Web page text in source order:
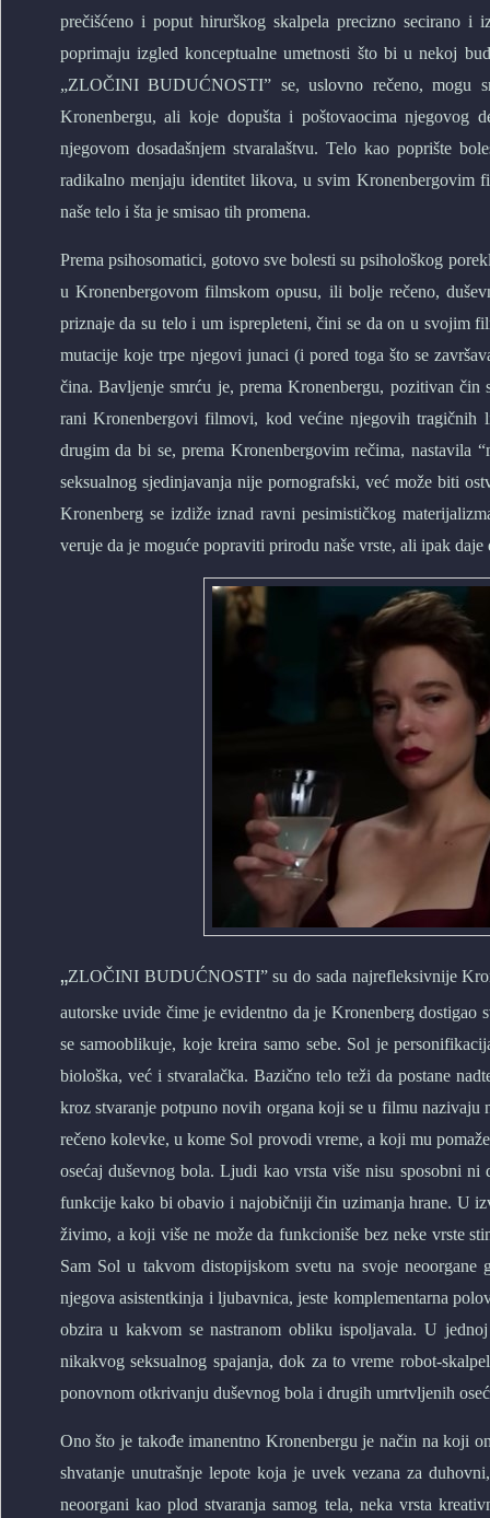
prečišćeno i poput hirurškog skalpela precizno secirano
poprimaju izgled konceptualne umetnosti što bi u nekoj
„ZLOČINI BUDUĆNOSTI” se, uslovno rečeno, mogu
Kronenbergu, ali koje dopušta i poštovaocima njegovog
njegovom dosadašnjem stvaralaštvu. Telo kao poprište
radikalno menjaju identitet likova, u svim Kronenbergovim
naše telo i šta je smisao tih promena.
Prema psihosomatici, gotovo sve bolesti su psihološkog
u Kronenbergovom filmskom opusu, ili bolje rečeno,
priznaje da su telo i um isprepleteni, čini se da on u svojim
mutacije koje trpe njegovi junaci (i pored toga što se
čina. Bavljenje smrću je, prema Kronenbergu, pozitivan čin
rani Kronenbergovi filmovi, kod većine njegovih tragičnih
drugim da bi se, prema Kronenbergovim rečima, nastavila
seksualnog sjedinjavanja nije pornografski, već može biti
Kronenberg se izdiže iznad ravni pesimističkog
veruje da je moguće popraviti prirodu naše vrste, ali ipak
„ZLOČINI BUDUĆNOSTI” su do sada najrefleksivnije
autorske uvide čime je evidentno da je Kronenberg
se samooblikuje, koje kreira samo sebe. Sol je
biološka, već i stvaralačka. Bazično telo teži da postane
kroz stvaranje potpuno novih organa koji se u filmu
rečeno kolevke, u kome Sol provodi vreme, a koji mu
osećaj duševnog bola. Ljudi kao vrsta više nisu sposobni
funkcije kako bi obavio i najobičniji čin uzimanja hrane. U
živimo, a koji više ne može da funkcioniše bez neke vrste
Sam Sol u takvom distopijskom svetu na svoje
njegova asistentkinja i ljubavnica, jeste komplementarna
obzira u kakvom se nastranom obliku ispoljavala. U
nikakvog seksualnog spajanja, dok za to vreme robot-
ponovnom otkrivanju duševnog bola i drugih umrtvljenih
Ono što je takođe imanentno Kronenbergu je način na koji
shvatanje unutrašnje lepote koja je uvek vezana za
neoorgani kao plod stvaranja samog tela, neka vrsta